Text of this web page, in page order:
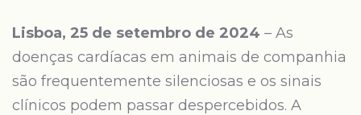
Lisboa, 25 de setembro de 2024 – As
doenças cardíacas em animais de companhia
são frequentemente silenciosas e os sinais
clínicos podem passar despercebidos. A